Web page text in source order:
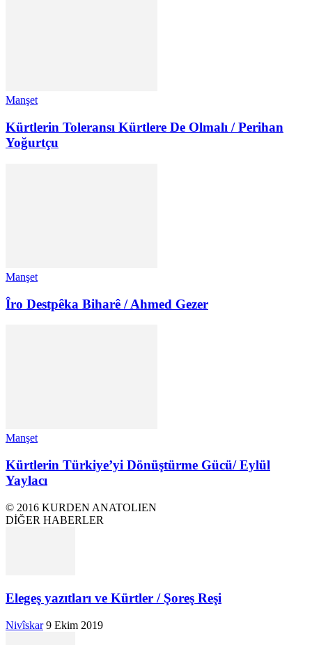
Manşet
Kürtlerin Toleransı Kürtlere De Olmalı / Perihan
Yoğurtçu
Manşet
Îro Destpêka Biharê / Ahmed Gezer
Manşet
Kürtlerin Türkiye’yi Dönüştürme Gücü/ Eylül
Yaylacı
© 2016 KURDEN ANATOLIEN
DİĞER HABERLER
Elegeş yazıtları ve Kürtler / Şoreş Reşi
Nivîskar 9 Ekim 2019